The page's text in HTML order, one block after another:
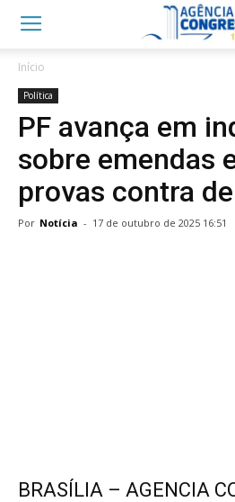
Início
Política
PF avança em
sobre emendas
provas contra
Por Notícia - 17 de outubro de 2025 16:51
BRASÍLIA – AGENCIA